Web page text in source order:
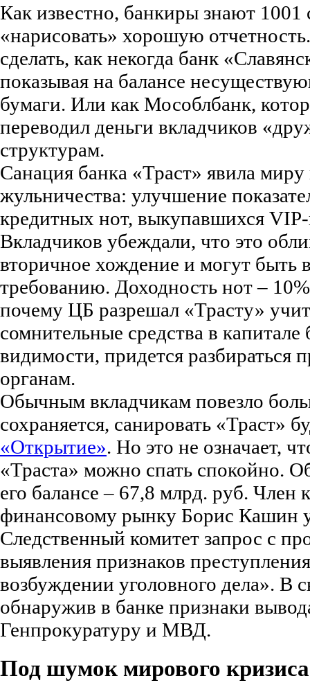
Как известно, банкиры знают 1001
«нарисовать» хорошую
сделать, как некогда банк
показывая на балансе
бумаги. Или как Мособлбанк,
переводил деньги вкладчиков
структурам.
Санация банка «Траст» явила
жульничества: улучшение
кредитных нот, выкупавшихся
Вкладчиков убеждали, что это
вторичное хождение и могут быть
требованию. Доходность нот –
почему ЦБ разрешал «Трасту»
сомнительные средства в
видимости, придется разбираться
органам.
Обычным вкладчикам повезло
сохраняется, санировать «Траст»
«Открытие». Но это не означает,
«Траста» можно спать спокойно.
его балансе – 67,8 млрд. руб. Член
финансовому рынку Борис Кашин
Следственный комитет запрос с
выявления признаков
возбуждении уголовного дела». В
обнаружив в банке признаки
Генпрокуратуру и МВД.
Под шумок мирового кризиса